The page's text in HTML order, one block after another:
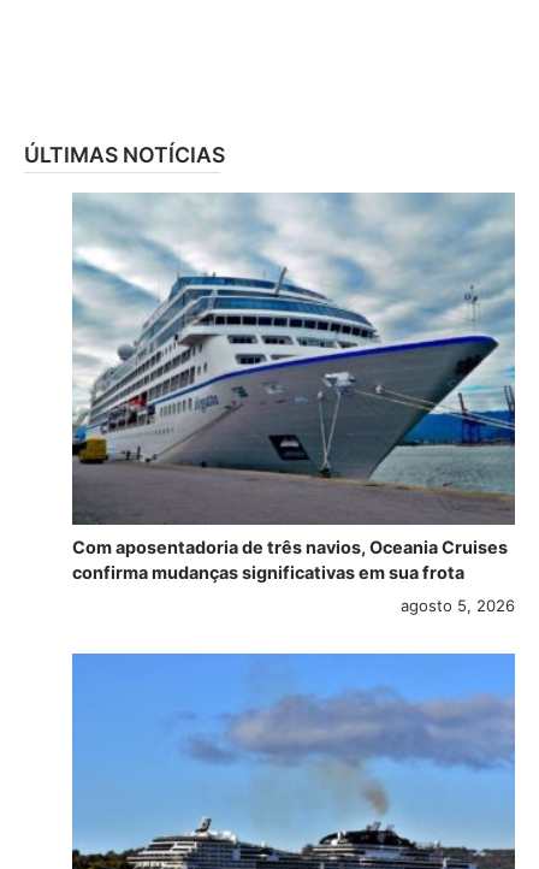
ÚLTIMAS NOTÍCIAS
Com aposentadoria de três navios, Oceania Cruises
confirma mudanças significativas em sua frota
agosto 5, 2026